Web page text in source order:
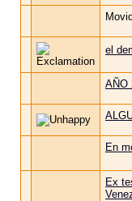
el
AÑO
En
Ex